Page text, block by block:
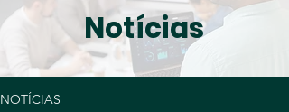
Notícias
NOTÍCIAS